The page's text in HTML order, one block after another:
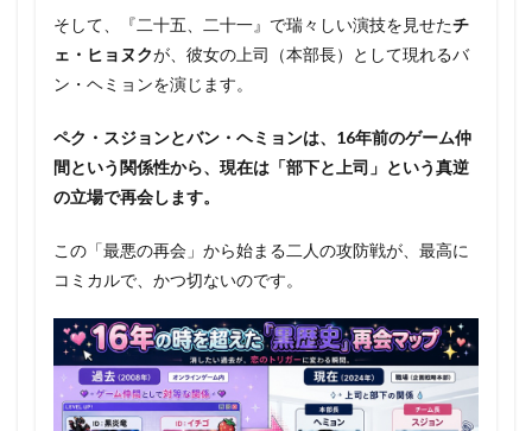
そして、『二十五、二十一』で瑞々しい演技を見せたチ
ェ・ヒョヌクが、彼女の上司（本部長）として現れるバ
ン・ヘミョンを演じます。
ペク・スジョンとバン・ヘミョンは、16年前のゲーム仲
間という関係性から、現在は「部下と上司」という真逆
の立場で再会します。
この「最悪の再会」から始まる二人の攻防戦が、最高に
コミカルで、かつ切ないのです。